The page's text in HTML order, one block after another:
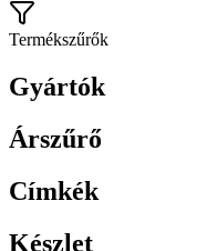
Termékszűrők
Gyártók
Árszűrő
Címkék
Készlet